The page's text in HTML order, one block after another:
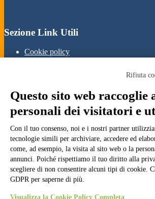
Sezione Link Utili
Cookie policy
Ufficio Relazioni con il Pubblico
Obiettivi di accessibilità
Whistleblowing
Gestione consensi cookie
Amministrazione trasparente
Pagina visualizzata738volte
Sezione Copyright
Rifiuta
Questo sito web raccoglie
personali dei visitatori e
Con il tuo consenso, noi e i nostri partner
tecnologie simili per archiviare, accedere ed
come, ad esempio, la visita al sito web o la
annunci. Poiché rispettiamo il tuo diritto alla
scegliere di non consentire alcuni tipi di cookie.
GDPR per saperne di più.
Visualizza la Cookie Policy Completa